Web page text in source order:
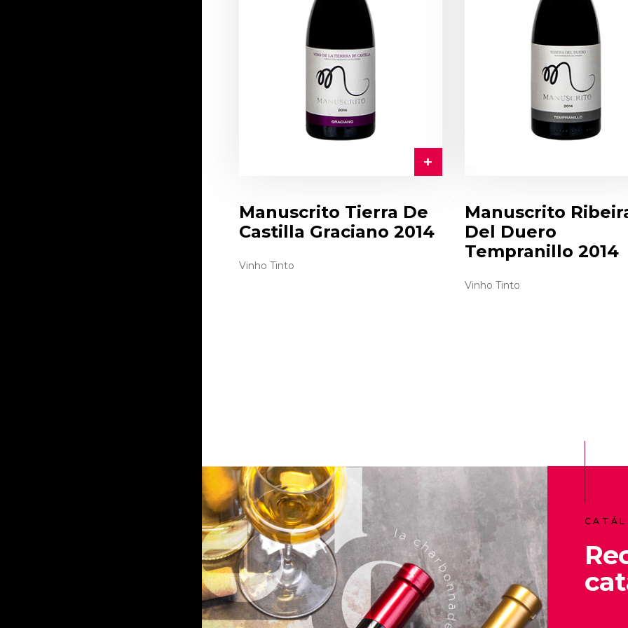
Manuscrito Tierra De
Castilla Graciano 2014
Vinho Tinto
Manuscrito
Del Duero
Tempranillo 2014
Vinho Tinto